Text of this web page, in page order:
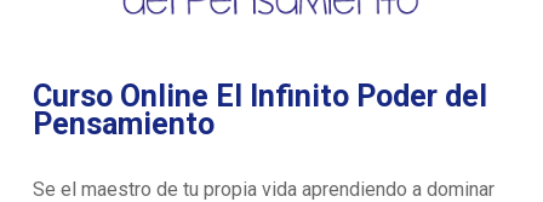
Curso Online El Infinito Poder del
Pensamiento
Se el maestro de tu propia vida aprendiendo a dominar